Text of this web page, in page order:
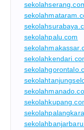
sekolahpalu.com